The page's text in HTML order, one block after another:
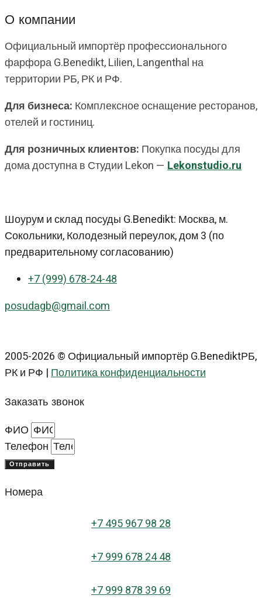
О компании
Официальный импортёр профессионального
фарфора G.Benedikt, Lilien, Langenthal на
территории РБ, РК и РФ.
Для бизнеса: Комплексное оснащение ресторанов,
отелей и гостиниц.
Для розничных клиентов: Покупка посуды для
дома доступна в Студии Lekon — Lekonstudio.ru
Шоурум и склад посуды G.Benedikt: Москва, м.
Сокольники, Колодезный переулок, дом 3 (по
предварительному согласованию)
+7 (999) 678-24-48
posudagb@gmail.com
2005-2026 © Официальный импортёр G.BenediktРБ,
РК и РФ |Политика конфиденциальности
Заказать звонок
ФИО
Телефон
Отправить
Номера
+7 495 967 98 28
+7 999 678 24 48
+7 999 878 39 69